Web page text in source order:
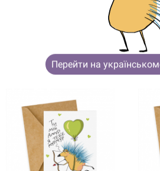
ВОЗМОЖНО,
Перейти на